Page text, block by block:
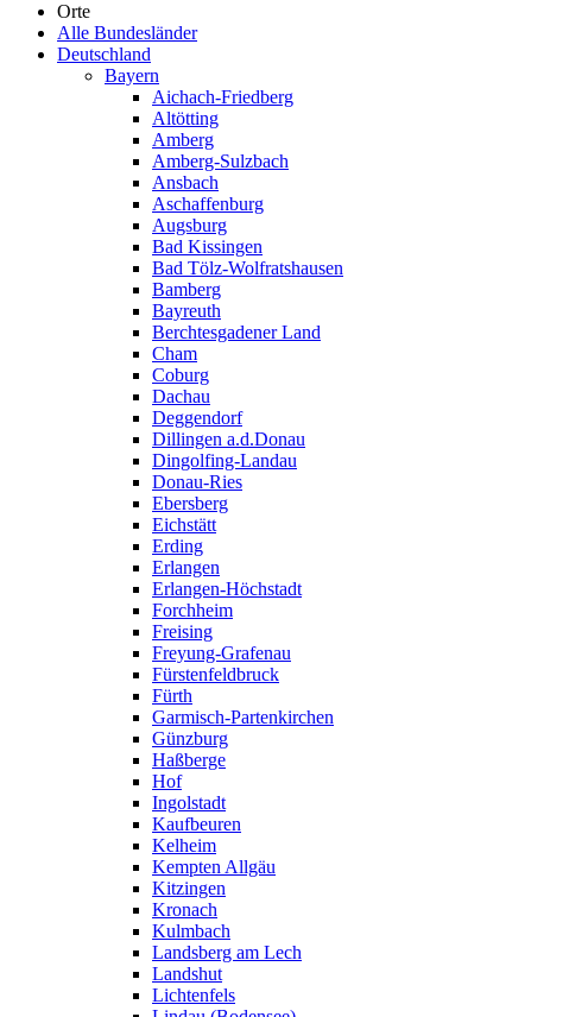
Orte
Alle Bundesländer
Deutschland
Bayern
Aichach-Friedberg
Altötting
Amberg
Amberg-Sulzbach
Ansbach
Aschaffenburg
Augsburg
Bad Kissingen
Bad Tölz-Wolfratshausen
Bamberg
Bayreuth
Berchtesgadener Land
Cham
Coburg
Dachau
Deggendorf
Dillingen a.d.Donau
Dingolfing-Landau
Donau-Ries
Ebersberg
Eichstätt
Erding
Erlangen
Erlangen-Höchstadt
Forchheim
Freising
Freyung-Grafenau
Fürstenfeldbruck
Fürth
Garmisch-Partenkirchen
Günzburg
Haßberge
Hof
Ingolstadt
Kaufbeuren
Kelheim
Kempten Allgäu
Kitzingen
Kronach
Kulmbach
Landsberg am Lech
Landshut
Lichtenfels